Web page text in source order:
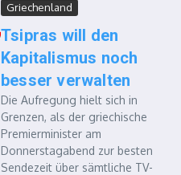
Griechenland
Tsipras will den
Kapitalismus noch
besser verwalten
Die Aufregung hielt sich in
Grenzen, als der griechische
Premierminister am
Donnerstagabend zur besten
Sendezeit über sämtliche TV-